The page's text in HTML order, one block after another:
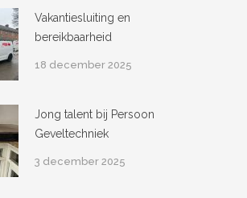
Vakantiesluiting en
bereikbaarheid
18 december 2025
Jong talent bij Persoon
Geveltechniek
3 december 2025